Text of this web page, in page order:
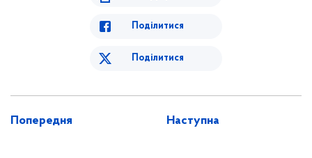
Поділитися
Поділитися
Попередня Наступна